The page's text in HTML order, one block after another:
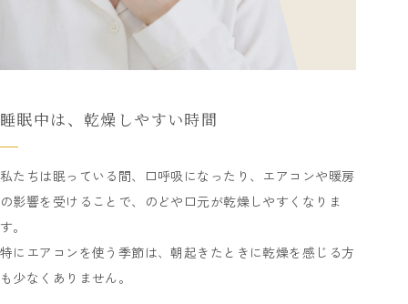
睡眠中は、乾燥しやすい時間
私たちは眠っている間、口呼吸になったり、エアコンや暖房
の影響を受けることで、のどや口元が乾燥しやすくなりま
す。
特にエアコンを使う季節は、朝起きたときに乾燥を感じる方
も少なくありません。